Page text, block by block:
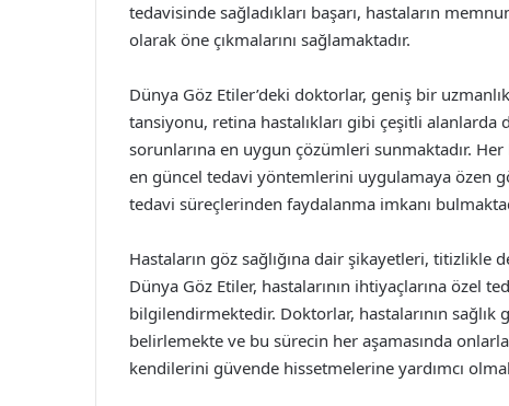
tedavisinde sağladıkları başarı, hastaların
olarak öne çıkmalarını sağlamaktadır.
Dünya Göz Etiler’deki doktorlar, geniş bir
tansiyonu, retina hastalıkları gibi çeşitli alanlarda
sorunlarına en uygun çözümleri sunmaktadır.
en güncel tedavi yöntemlerini uygulamaya özen
tedavi süreçlerinden faydalanma imkanı
Hastaların göz sağlığına dair şikayetleri, titizlikle
Dünya Göz Etiler, hastalarının ihtiyaçlarına özel
bilgilendirmektedir. Doktorlar, hastalarının
belirlemekte ve bu sürecin her aşamasında
kendilerini güvende hissetmelerine yardımcı